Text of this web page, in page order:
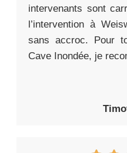
intervenants sont
l’intervention à
sans accroc. Pour
Cave Inondée, je